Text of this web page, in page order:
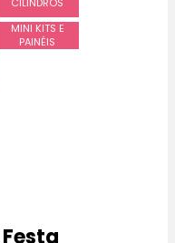
MINI KITS E
PAINÉIS